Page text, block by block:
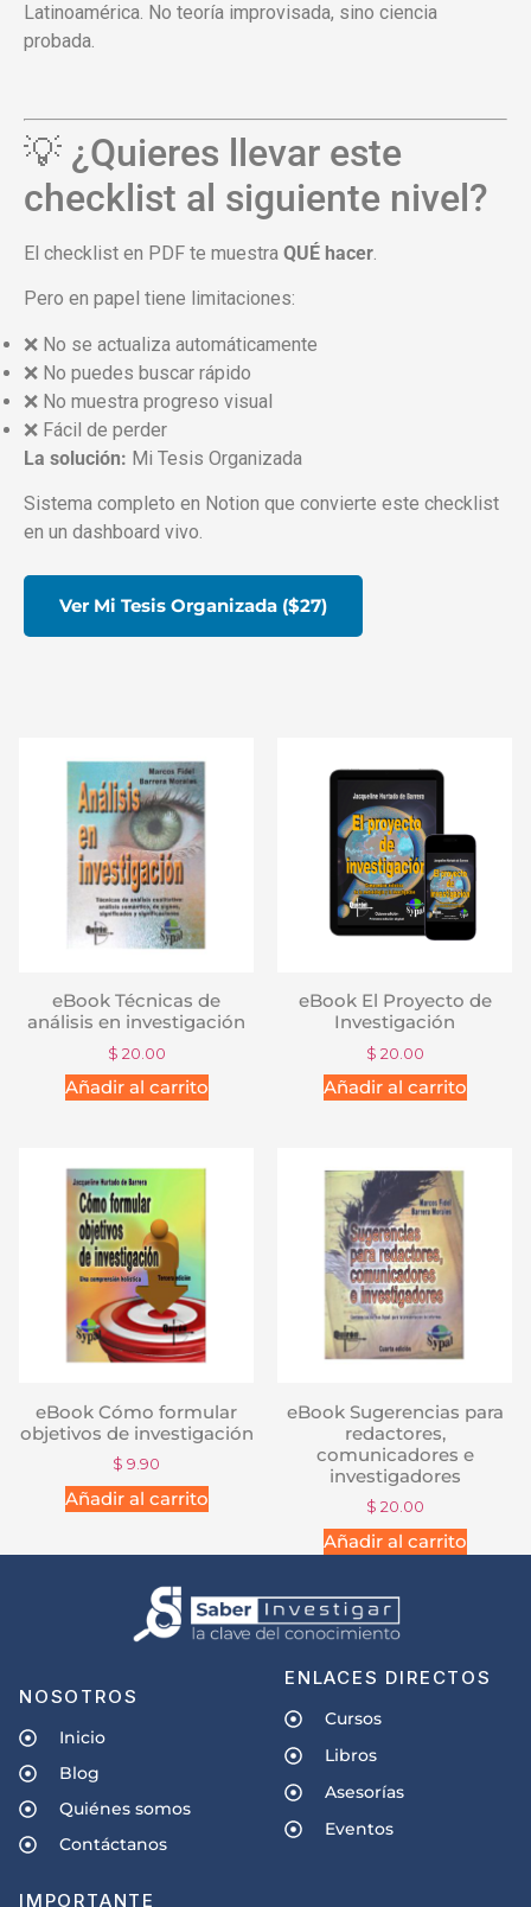
Latinoamérica. No teoría improvisada, sino ciencia
probada.
💡 ¿Quieres llevar este
checklist al siguiente nivel?
El checklist en PDF te muestra QUÉ hacer.
Pero en papel tiene limitaciones:
❌ No se actualiza automáticamente
❌ No puedes buscar rápido
❌ No muestra progreso visual
❌ Fácil de perder
La solución: Mi Tesis Organizada
Sistema completo en Notion que convierte este checklist
en un dashboard vivo.
Ver Mi Tesis Organizada ($27)
eBook Técnicas de
análisis en investigación
$ 20.00
Añadir al carrito
eBook El Proyecto de
Investigación
$ 20.00
Añadir al carrito
eBook Cómo formular
objetivos de investigación
$ 9.90
Añadir al carrito
eBook Sugerencias para
redactores,
comunicadores e
investigadores
$ 20.00
Añadir al carrito
NOSOTROS
Inicio
Blog
Quiénes somos
Contáctanos
ENLACES DIRECTOS
Cursos
Libros
Asesorías
Eventos
IMPORTANTE